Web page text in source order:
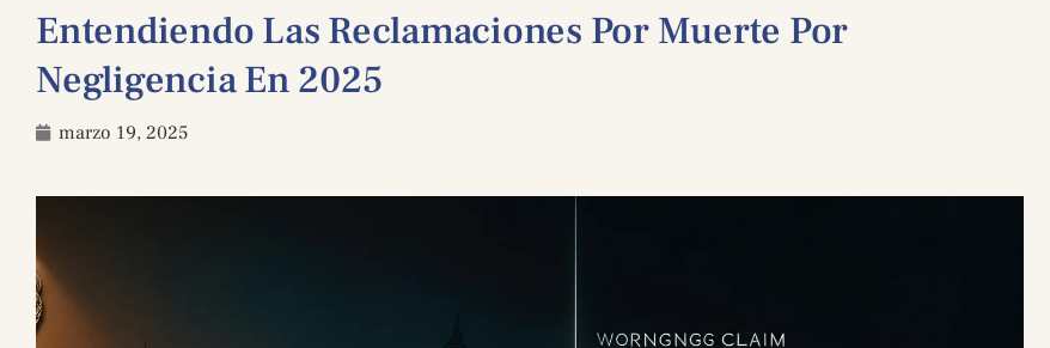
Entendiendo Las Reclamaciones Por Muerte Por
Negligencia En 2025
marzo 19, 2025